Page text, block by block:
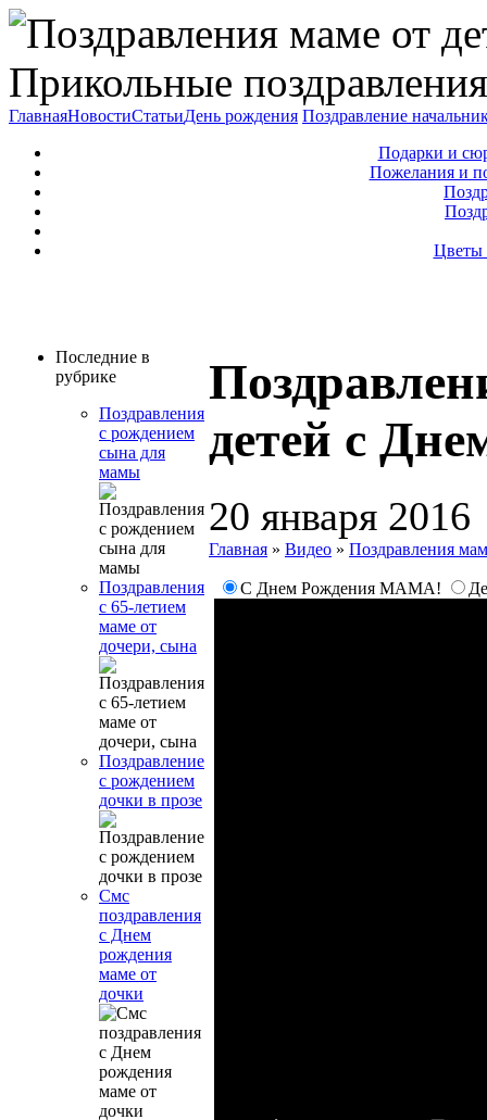
Прикольные
ГлавнаяНовостиСтатьиДень рождения Поздравление
Подарки и
Пожелания и
Цветы
Последние в
рубрике
Поздравления
с рождением
сына для
мамы
Поздравления
с 65-летием
маме от
дочери, сына
Поздравление
с рождением
дочки в прозе
Смс
поздравления
с Днем
рождения
маме от
дочки
детей с
20 января 2016
Главная » Видео » Поздравления
С Днем Рождения МАМА!